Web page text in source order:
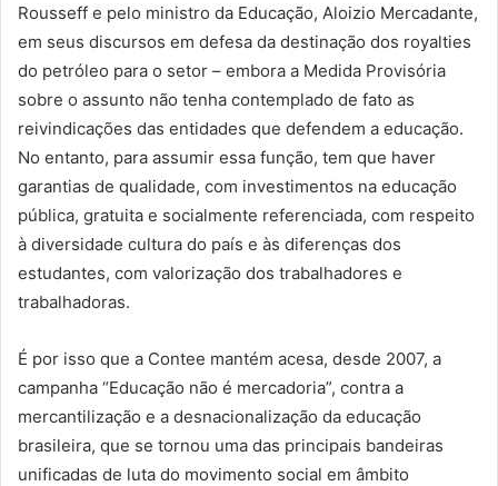
Rousseff e pelo ministro da Educação, Aloizio Mercadante,
em seus discursos em defesa da destinação dos royalties
do petróleo para o setor – embora a Medida Provisória
sobre o assunto não tenha contemplado de fato as
reivindicações das entidades que defendem a educação.
No entanto, para assumir essa função, tem que haver
garantias de qualidade, com investimentos na educação
pública, gratuita e socialmente referenciada, com respeito
à diversidade cultura do país e às diferenças dos
estudantes, com valorização dos trabalhadores e
trabalhadoras.
É por isso que a Contee mantém acesa, desde 2007, a
campanha “Educação não é mercadoria”, contra a
mercantilização e a desnacionalização da educação
brasileira, que se tornou uma das principais bandeiras
unificadas de luta do movimento social em âmbito